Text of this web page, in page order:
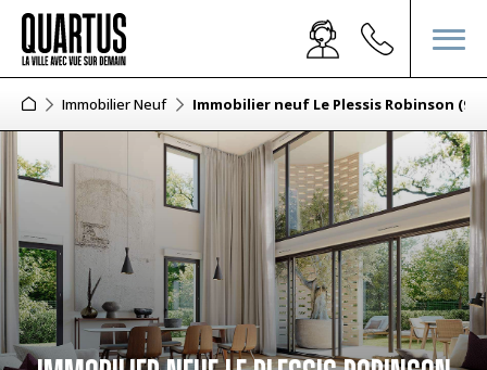
Immobilier Neuf Immobilier neuf Le Plessis Robinson (92)